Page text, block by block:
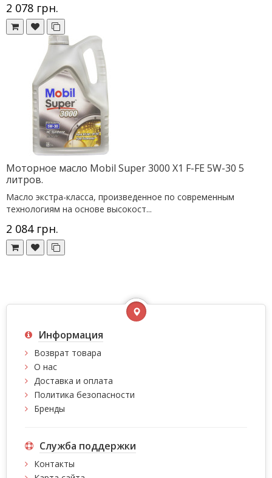
2 078 грн.
Моторное масло Mobil Super 3000 X1 F-FE 5W-30 5
литров.
Масло экстра-класса, произведенное по современным
технологиям на основе высокост...
2 084 грн.
Информация
Возврат товара
О нас
Доставка и оплата
Политика безопасности
Бренды
Служба поддержки
Контакты